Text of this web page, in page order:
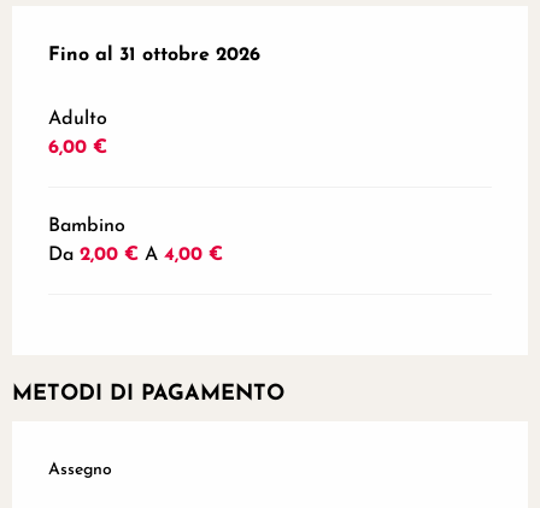
Dal4 aprile 2026 al31 ottobre 2026
Fino al 31 ottobre 2026
Adulto
6,00 €
Bambino
Da 2,00 € A 4,00 €
METODI DI PAGAMENTO
Assegno